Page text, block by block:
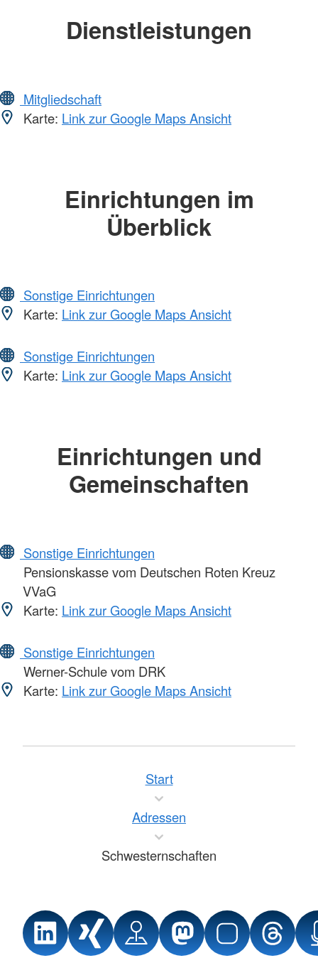
Dienstleistungen
Mitgliedschaft
Karte: Link zur Google Maps Ansicht
Einrichtungen im
Überblick
Sonstige Einrichtungen
Karte: Link zur Google Maps Ansicht
Sonstige Einrichtungen
Karte: Link zur Google Maps Ansicht
Einrichtungen und
Gemeinschaften
Sonstige Einrichtungen
Pensionskasse vom Deutschen Roten Kreuz
VVaG
Karte: Link zur Google Maps Ansicht
Sonstige Einrichtungen
Werner-Schule vom DRK
Karte: Link zur Google Maps Ansicht
Start
Adressen
Schwesternschaften